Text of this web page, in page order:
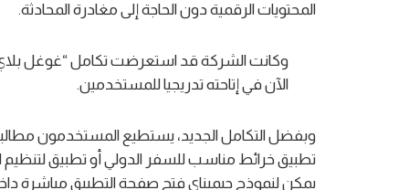
المحتويات الرقمية دون الحاجة إلى مغادرة المحادثة.
الآن في إتاحته تدريجيا للمستخدمين.
وبفضل التكامل الجديد، يستطيع المستخدمون
تطبيق خرائط مناسب للسفر الدولي أو تطبيق لتنظيم
يمكن لنموذج جيميناي فتح صفحة التطبيق مباشرة